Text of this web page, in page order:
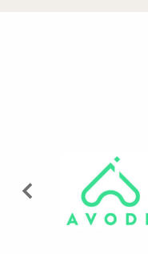
Précédent